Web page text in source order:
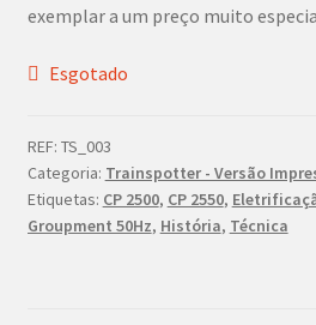
exemplar a um preço muito
Esgotado
REF: TS_003
Categoria: Trainspotter - Versão
Etiquetas: CP 2500, CP 2550,
Groupment 50Hz, História, Técnica